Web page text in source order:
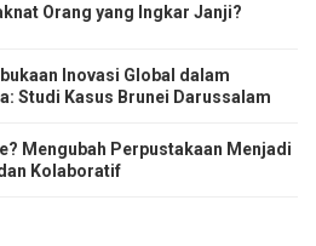
Orang yang Ingkar Janji?
Inovasi Global dalam
Studi Kasus Brunei Darussalam
Mengubah Perpustakaan Menjadi
Kolaboratif